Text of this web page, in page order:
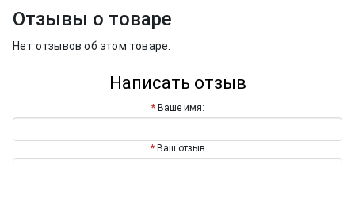
Отзывы о товаре
Нет отзывов об этом товаре.
Написать отзыв
Ваше имя:
Ваш отзыв